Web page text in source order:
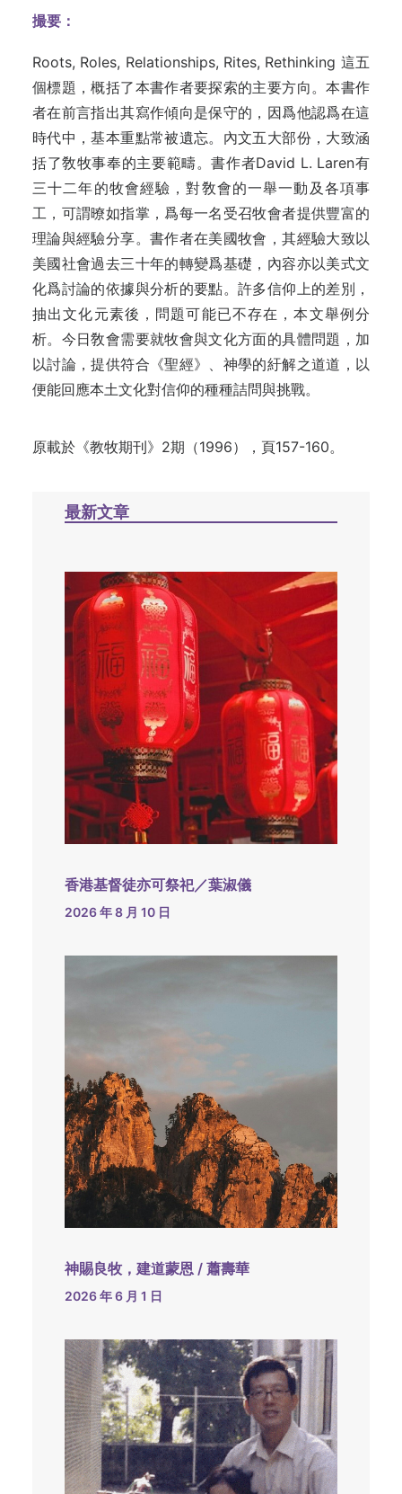
撮要：
Roots, Roles, Relationships, Rites, Rethinking 這五
個標題，概括了本書作者要探索的主要方向。本書作
者在前言指出其寫作傾向是保守的，因爲他認爲在這
時代中，基本重點常被遺忘。內文五大部份，大致涵
括了敎牧事奉的主要範疇。書作者David L. Laren有
三十二年的牧會經驗，對敎會的一舉一動及各項事
工，可謂暸如指掌，爲每一名受召牧會者提供豐富的
理論與經驗分享。書作者在美國牧會，其經驗大致以
美國社會過去三十年的轉變爲基礎，內容亦以美式文
化爲討論的依據與分析的要點。許多信仰上的差別，
抽出文化元素後，問題可能已不存在，本文舉例分
析。今日敎會需要就牧會與文化方面的具體問題，加
以討論，提供符合《聖經》、神學的紆解之道道，以
便能回應本土文化對信仰的種種詰問與挑戰。
原載於《教牧期刊》2期（1996），頁157-160。
最新文章
香港基督徒亦可祭祀／葉淑儀
2026 年 8 月 10 日
神賜良牧，建道蒙恩 / 蕭壽華
2026 年 6 月 1 日